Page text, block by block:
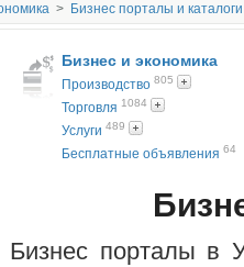
> Бизнес порталы и каталоги
Бизнес и экономика
Производство 805
Торговля 1084
Услуги 489
Бесплатные объявления 64
Бизнес порталы в